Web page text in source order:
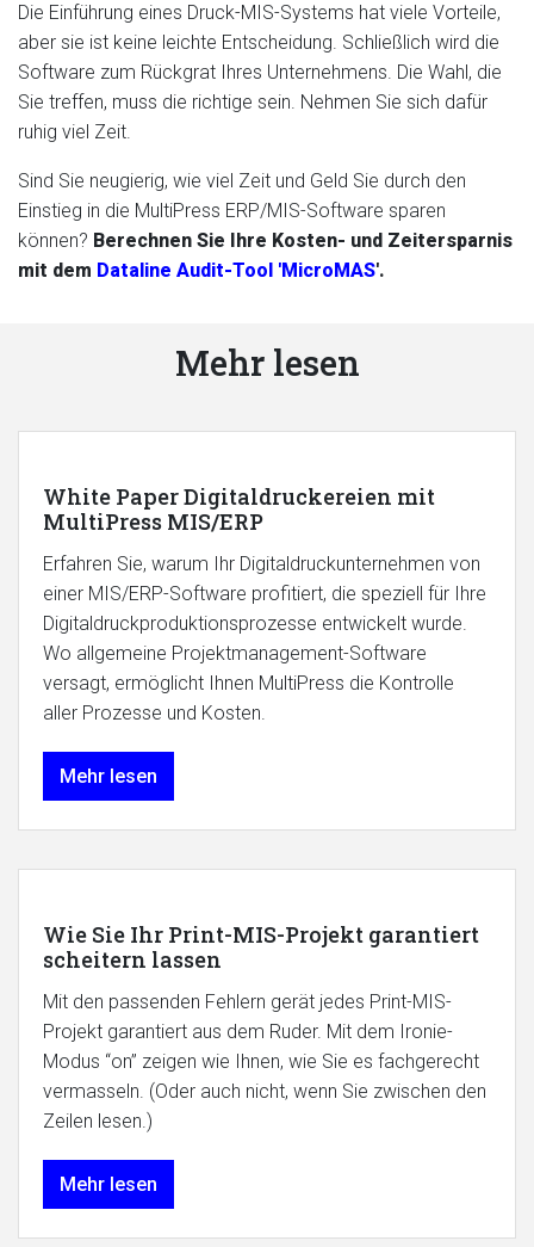
Die Einführung eines Druck-MIS-Systems hat viele Vorteile,
aber sie ist keine leichte Entscheidung. Schließlich wird die
Software zum Rückgrat Ihres Unternehmens. Die Wahl, die
Sie treffen, muss die richtige sein. Nehmen Sie sich dafür
ruhig viel Zeit.
Sind Sie neugierig, wie viel Zeit und Geld Sie durch den
Einstieg in die MultiPress ERP/MIS-Software sparen
können? Berechnen Sie Ihre Kosten- und Zeitersparnis
mit dem Dataline Audit-Tool 'MicroMAS'.
Mehr lesen
White Paper Digitaldruckereien mit
MultiPress MIS/ERP
Erfahren Sie, warum Ihr Digitaldruckunternehmen von
einer MIS/ERP-Software profitiert, die speziell für Ihre
Digitaldruckproduktionsprozesse entwickelt wurde.
Wo allgemeine Projektmanagement-Software
versagt, ermöglicht Ihnen MultiPress die Kontrolle
aller Prozesse und Kosten.
Mehr lesen
Wie Sie Ihr Print-MIS-Projekt garantiert
scheitern lassen
Mit den passenden Fehlern gerät jedes Print-MIS-
Projekt garantiert aus dem Ruder. Mit dem Ironie-
Modus “on” zeigen wie Ihnen, wie Sie es fachgerecht
vermasseln. (Oder auch nicht, wenn Sie zwischen den
Zeilen lesen.)
Mehr lesen